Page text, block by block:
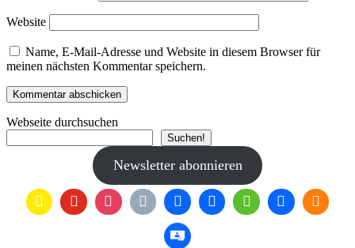
Website
Name, E-Mail-Adresse und Website in diesem Browser für
meinen nächsten Kommentar speichern.
Webseite durchsuchen
Suchen!
Newsletter abonnieren